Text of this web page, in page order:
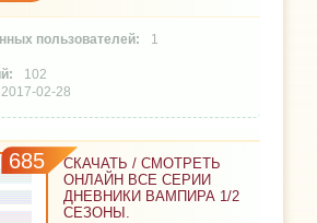
1
102
2017-02-28
685
СКАЧАТЬ / СМОТРЕТЬ
ОНЛАЙН ВСЕ СЕРИИ
ДНЕВНИКИ ВАМПИРА 1/2
СЕЗОНЫ.